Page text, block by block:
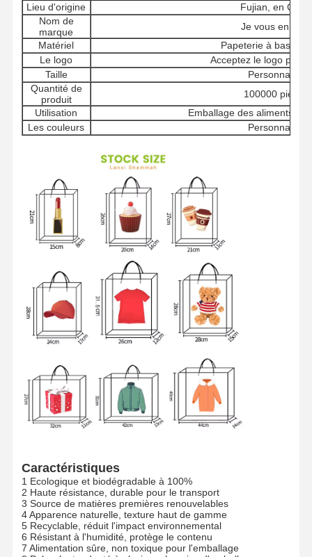
Accueil Produits
Spectacle De
Réalité
Virtuelle
À Propos De
Lieu d'origine
Fujian, en Chine
Nom de
marque
Je vous en prie.
Matériel
Papeterie à base
Le logo
Acceptez le logo
Taille
Personnalisé
Quantité de
produit
100000 pièces
Utilisation
Emballage des aliments et
Les couleurs
Personnalisé
Caractéristiques
1 Ecologique et biodégradable à 100%
2 Haute résistance, durable pour le transport
3 Source de matières premières renouvelables
4 Apparence naturelle, texture haut de gamme
5 Recyclable, réduit l'impact environnemental
6 Résistant à l'humidité, protège le contenu
7 Alimentation sûre, non toxique pour l'emballage